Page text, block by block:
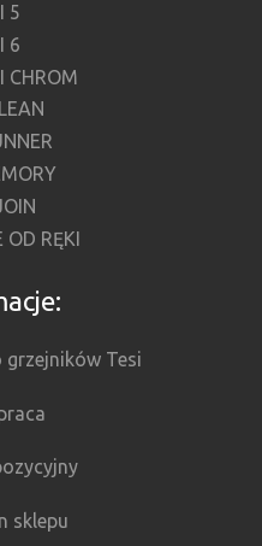
5
6
CHROM
OD RĘKI
grzejników Tesi
sklepu